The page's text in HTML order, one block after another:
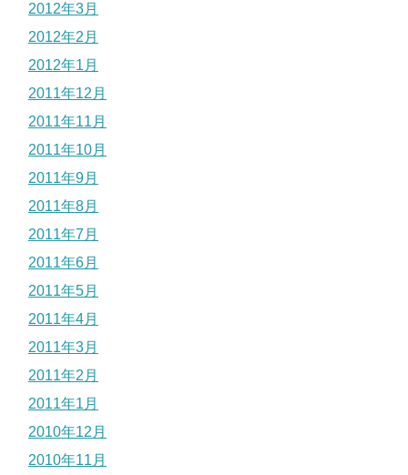
2012年3月
2012年2月
2012年1月
2011年12月
2011年11月
2011年10月
2011年9月
2011年8月
2011年7月
2011年6月
2011年5月
2011年4月
2011年3月
2011年2月
2011年1月
2010年12月
2010年11月